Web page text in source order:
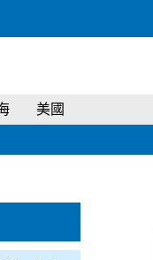
美國